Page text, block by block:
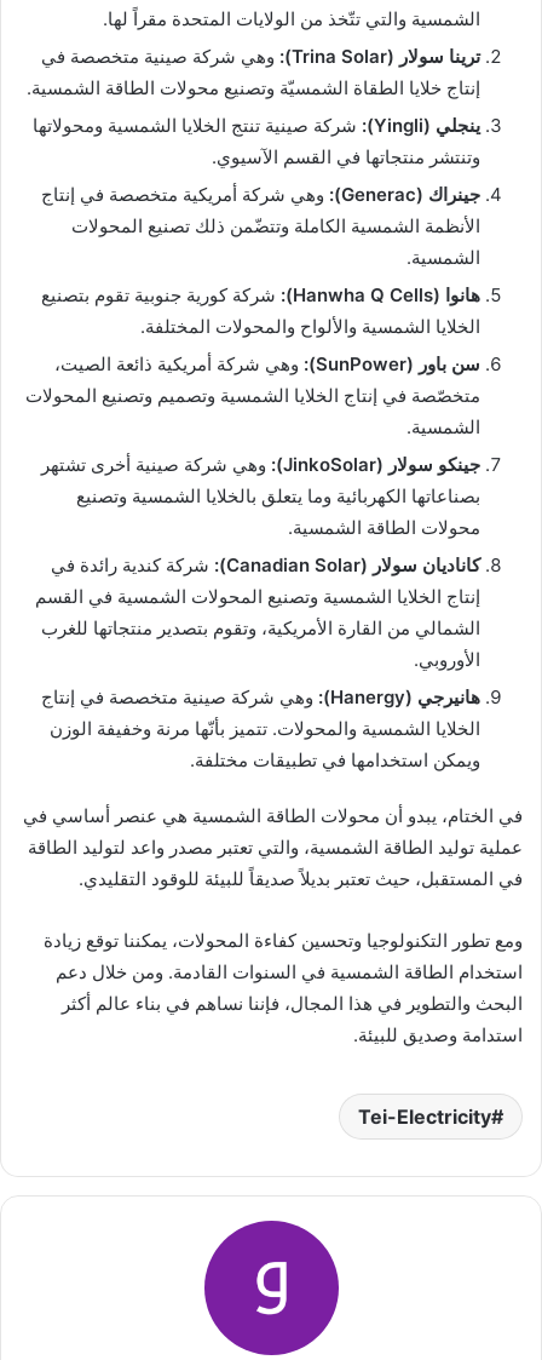
الشمسية والتي تتّخذ من الولايات المتحدة مقراً لها.
ترينا سولار (Trina Solar
): وهي شركة صينية متخصصة في
إنتاج خلايا الطقاة الشمسيّة وتصنيع محولات الطاقة الشمسية.
ينجلي (Yingli):
شركة صينية تنتج الخلايا الشمسية ومحولاتها
وتنتشر منتجاتها في القسم الآسيوي.
جينراك (Generac
): وهي شركة أمريكية متخصصة في إنتاج
الأنظمة الشمسية الكاملة وتتضّمن ذلك تصنيع المحولات
الشمسية.
هانوا (Hanwha Q Cells):
شركة كورية جنوبية تقوم بتصنيع
الخلايا الشمسية والألواح والمحولات المختلفة.
سن باور (SunPower
): وهي شركة أمريكية ذائعة الصيت،
متخصّصة في إنتاج الخلايا الشمسية وتصميم وتصنيع المحولات
الشمسية.
جينكو سولار (JinkoSolar
): وهي شركة صينية أخرى تشتهر
بصناعاتها الكهربائية وما يتعلق بالخلايا الشمسية وتصنيع
محولات الطاقة الشمسية.
كاناديان سولار (Canadian Solar
): شركة كندية رائدة في
إنتاج الخلايا الشمسية وتصنيع المحولات الشمسية في القسم
الشمالي من القارة الأمريكية، وتقوم بتصدير منتجاتها للغرب
الأوروبي.
هانيرجي (Hanergy):
وهي شركة صينية متخصصة في إنتاج
الخلايا الشمسية والمحولات. تتميز بأنّها مرنة وخفيفة الوزن
ويمكن استخدامها في تطبيقات مختلفة.
في الختام، يبدو أن محولات الطاقة الشمسية هي عنصر أساسي في
عملية توليد الطاقة الشمسية، والتي تعتبر مصدر واعد لتوليد الطاقة
في المستقبل، حيث تعتبر بديلاً صديقاً للبيئة للوقود التقليدي.
ومع تطور التكنولوجيا وتحسين كفاءة المحولات، يمكننا توقع زيادة
استخدام الطاقة الشمسية في السنوات القادمة. ومن خلال دعم
البحث والتطوير في هذا المجال، فإننا نساهم في بناء عالم أكثر
استدامة وصديق للبيئة.
Tei-Electricity